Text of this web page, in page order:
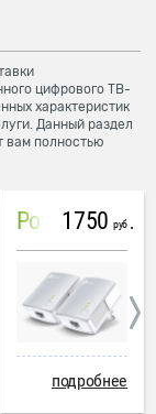
цифрового ТВ-
характеристик
Данный раздел
вам полностью
PowerLine TP-Link AV600
1750 руб
подробнее